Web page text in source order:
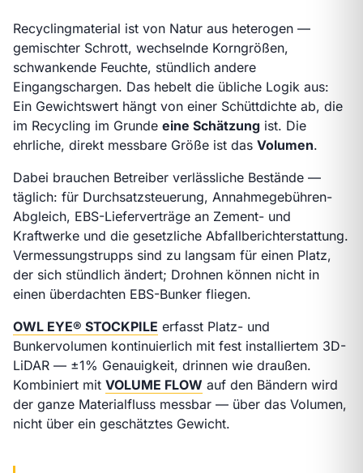
Recyclingmaterial ist von Natur aus heterogen —
gemischter Schrott, wechselnde Korngrößen,
schwankende Feuchte, stündlich andere
Eingangschargen. Das hebelt die übliche Logik aus:
Ein Gewichtswert hängt von einer Schüttdichte ab, die
im Recycling im Grunde eine Schätzung ist. Die
ehrliche, direkt messbare Größe ist das Volumen.
Dabei brauchen Betreiber verlässliche Bestände —
täglich: für Durchsatzsteuerung, Annahmegebühren-
Abgleich, EBS-Lieferverträge an Zement- und
Kraftwerke und die gesetzliche Abfallberichterstattung.
Vermessungstrupps sind zu langsam für einen Platz,
der sich stündlich ändert; Drohnen können nicht in
einen überdachten EBS-Bunker fliegen.
OWL EYE® STOCKPILE erfasst Platz- und
Bunkervolumen kontinuierlich mit fest installiertem 3D-
LiDAR — ±1% Genauigkeit, drinnen wie draußen.
Kombiniert mit VOLUME FLOW auf den Bändern wird
der ganze Materialfluss messbar — über das Volumen,
nicht über ein geschätztes Gewicht.